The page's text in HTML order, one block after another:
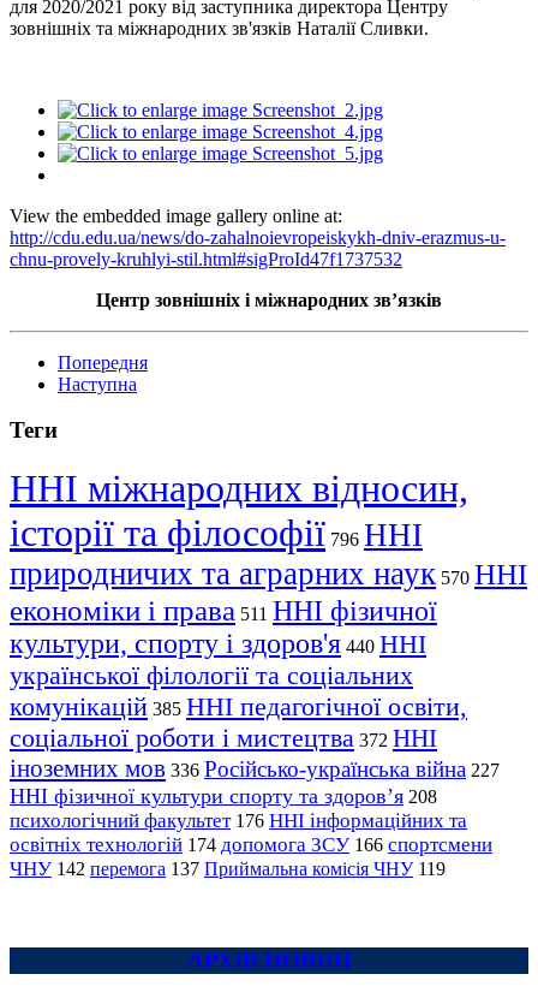
для 2020/2021 року від заступника директора Центру
зовнішніх та міжнародних зв'язків Наталії Сливки.
View the embedded image gallery online at:
http://cdu.edu.ua/news/do-zahalnoievropeiskykh-dniv-erazmus-u-
chnu-provely-kruhlyi-stil.html#sigProId47f1737532
Центр зовнішніх і міжнародних зв’язків
Попередня
Наступна
Теги
ННІ міжнародних відносин,
історії та філософії 796 ННІ
природничих та аграрних наук 570 ННІ
економіки і права 511 ННІ фізичної
культури, спорту і здоров'я 440 ННІ
української філології та соціальних
комунікацій 385 ННІ педагогічної освіти,
соціальної роботи і мистецтва 372 ННІ
іноземних мов 336 Російсько-українська війна 227
ННІ фізичної культури спорту та здоров’я 208
психологічний факультет 176 ННІ інформаційних та
освітніх технологій 174 допомога ЗСУ 166 спортсмени
ЧНУ 142 перемога 137 Приймальна комісія ЧНУ 119
АРХІВ НОВИН